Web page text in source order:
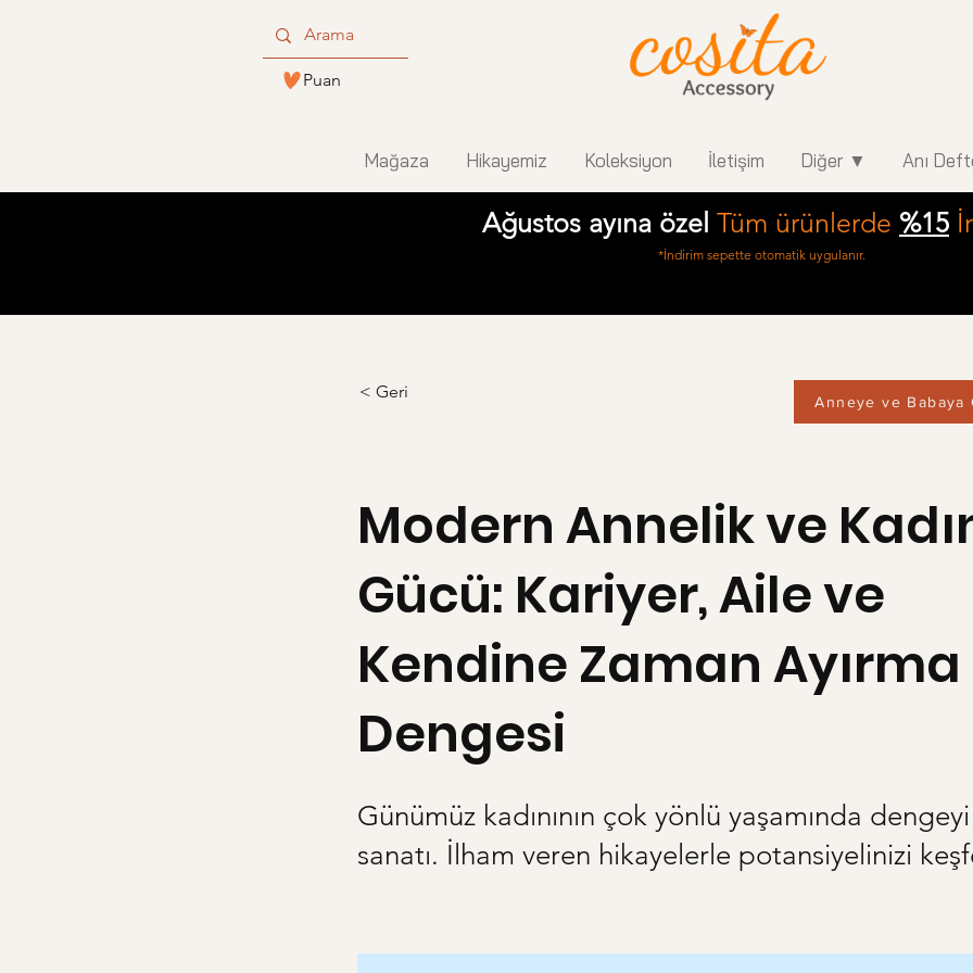
Puan
Mağaza Hikayemiz Koleksiyon İletişim Diğer ▼ Anı
Ağustos ayına özel Tüm ürünlerde %15
*İndirim sepette otomatik uygulanır.
< Geri Anneye ve Babaya
Modern Annelik ve
Gücü: Kariyer, Aile ve
Kendine Zaman Ayırma
Dengesi
Günümüz kadınının çok yönlü yaşamında
sanatı. İlham veren hikayelerle potansiyelinizi